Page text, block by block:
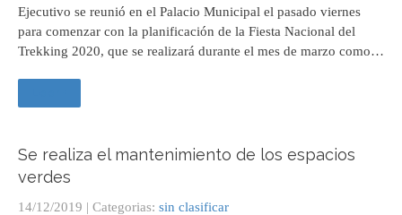
Ejecutivo se reunió en el Palacio Municipal el pasado viernes
para comenzar con la planificación de la Fiesta Nacional del
Trekking 2020, que se realizará durante el mes de marzo como…
Se realiza el mantenimiento de los espacios
verdes
14/12/2019 | Categorias: sin clasificar